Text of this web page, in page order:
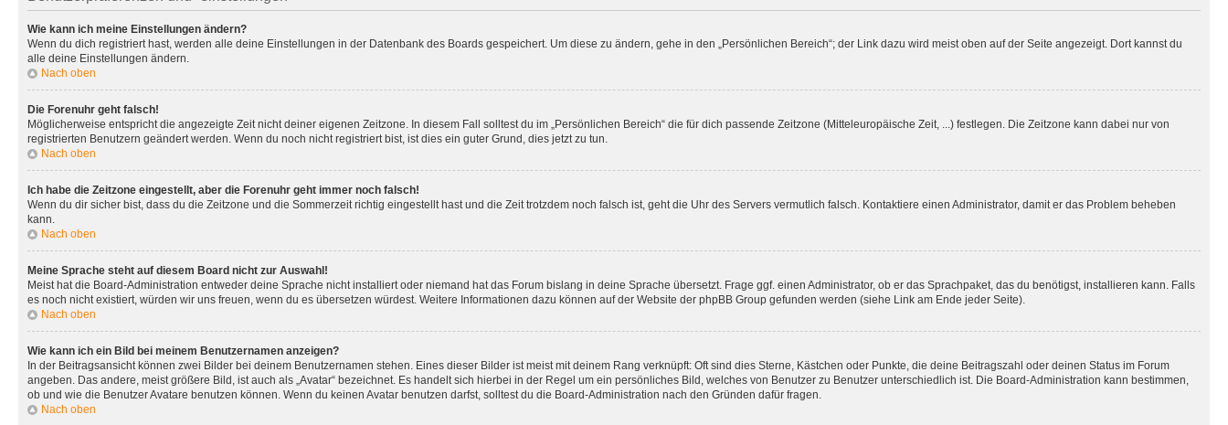
Wie kann ich meine Einstellungen ändern?
Wenn du dich registriert hast, werden alle deine Einstellungen in der Datenbank des Boards gespeichert. Um diese zu ändern, gehe in den „Persönlichen Bereich“; der Link dazu wird meist oben auf der Seite angezeigt. Dort kannst du
alle deine Einstellungen ändern.
Nach oben
Die Forenuhr geht falsch!
Möglicherweise entspricht die angezeigte Zeit nicht deiner eigenen Zeitzone. In diesem Fall solltest du im „Persönlichen Bereich“ die für dich passende Zeitzone (Mitteleuropäische Zeit, ...) festlegen. Die Zeitzone kann dabei nur von
registrierten Benutzern geändert werden. Wenn du noch nicht registriert bist, ist dies ein guter Grund, dies jetzt zu tun.
Nach oben
Ich habe die Zeitzone eingestellt, aber die Forenuhr geht immer noch falsch!
Wenn du dir sicher bist, dass du die Zeitzone und die Sommerzeit richtig eingestellt hast und die Zeit trotzdem noch falsch ist, geht die Uhr des Servers vermutlich falsch. Kontaktiere einen Administrator, damit er das Problem beheben
kann.
Nach oben
Meine Sprache steht auf diesem Board nicht zur Auswahl!
Meist hat die Board-Administration entweder deine Sprache nicht installiert oder niemand hat das Forum bislang in deine Sprache übersetzt. Frage ggf. einen Administrator, ob er das Sprachpaket, das du benötigst, installieren kann. Falls
es noch nicht existiert, würden wir uns freuen, wenn du es übersetzen würdest. Weitere Informationen dazu können auf der Website der phpBB Group gefunden werden (siehe Link am Ende jeder Seite).
Nach oben
Wie kann ich ein Bild bei meinem Benutzernamen anzeigen?
In der Beitragsansicht können zwei Bilder bei deinem Benutzernamen stehen. Eines dieser Bilder ist meist mit deinem Rang verknüpft: Oft sind dies Sterne, Kästchen oder Punkte, die deine Beitragszahl oder deinen Status im Forum
angeben. Das andere, meist größere Bild, ist auch als „Avatar“ bezeichnet. Es handelt sich hierbei in der Regel um ein persönliches Bild, welches von Benutzer zu Benutzer unterschiedlich ist. Die Board-Administration kann bestimmen,
ob und wie die Benutzer Avatare benutzen können. Wenn du keinen Avatar benutzen darfst, solltest du die Board-Administration nach den Gründen dafür fragen.
Nach oben